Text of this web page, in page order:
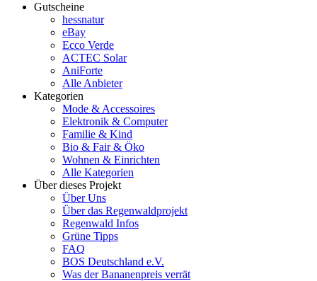
Gutscheine
hessnatur
eBay
Ecco Verde
ACTEC Solar
AniForte
Alle Anbieter
Kategorien
Mode & Accessoires
Elektronik & Computer
Familie & Kind
Bio & Fair & Öko
Wohnen & Einrichten
Alle Kategorien
Über dieses Projekt
Über Uns
Über das Regenwaldprojekt
Regenwald Infos
Grüne Tipps
FAQ
BOS Deutschland e.V.
Was der Bananenpreis verrät